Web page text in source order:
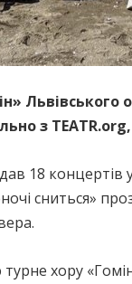
Львівського
з
18
сниться»
хору